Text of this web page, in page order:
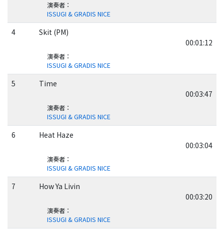
演奏者：
ISSUGI & GRADIS NICE
4
Skit (PM)
00:01:12
演奏者：
ISSUGI & GRADIS NICE
5
Time
00:03:47
演奏者：
ISSUGI & GRADIS NICE
6
Heat Haze
00:03:04
演奏者：
ISSUGI & GRADIS NICE
7
How Ya Livin
00:03:20
演奏者：
ISSUGI & GRADIS NICE